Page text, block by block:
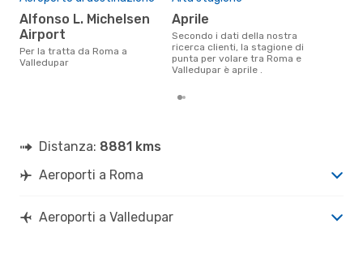
Alfonso L. Michelsen
Airport
Per la tratta da Roma a
Valledupar
aprile
Secondo i dati della nostra
ricerca clienti, la stagione di
punta per volare tra Roma e
Valledupar è aprile .
Distanza: 8881 kms
Aeroporti a Roma
Aeroporti a Valledupar